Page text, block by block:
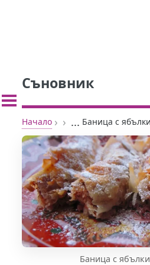
Съновник
Начало › › ... Баница с
Баница с